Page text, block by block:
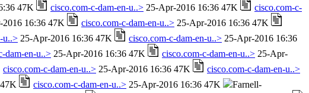
47K cisco.com-c-dam-en-u..> 25-Apr-2016 16:36 47K
cisco.com-c-
2016 16:36 47K cisco.com-c-dam-en-u..> 25-Apr-2016 16:36 47K
u..> 25-Apr-2016 16:36 47K cisco.com-c-dam-en-u..> 25-Apr-2016 16:36
dam-en-u..> 25-Apr-2016 16:36 47K cisco.com-c-dam-en-u..> 25-Apr-
cisco.com-c-dam-en-u..> 25-Apr-2016 16:36 47K
cisco.com-c-dam-en-u..>
cisco.com-c-dam-en-u..> 25-Apr-2016 16:36 47K Farnell-